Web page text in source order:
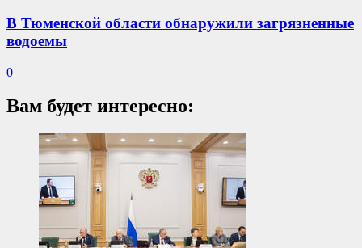
В Тюменской области обнаружили загрязненные
водоемы
0
Вам будет интересно: